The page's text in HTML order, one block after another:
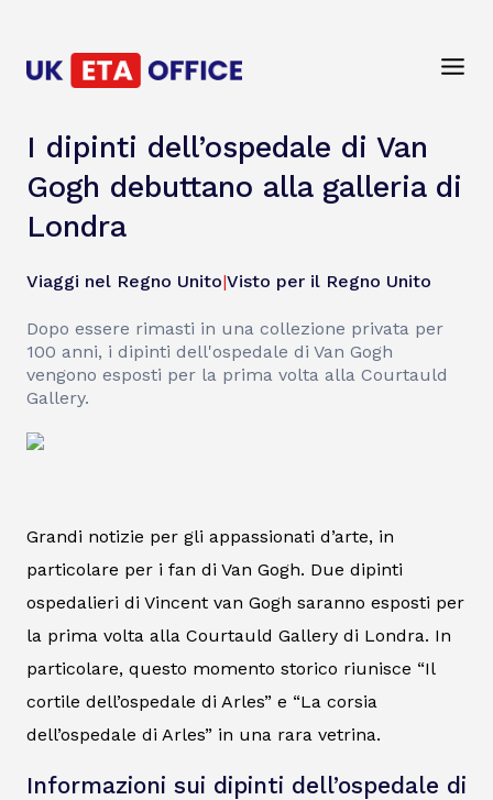
I dipinti dell’ospedale di Van
Gogh debuttano alla galleria di
Londra
Viaggi nel Regno Unito|Visto per il Regno Unito
Dopo essere rimasti in una collezione privata per
100 anni, i dipinti dell'ospedale di Van Gogh
vengono esposti per la prima volta alla Courtauld
Gallery.
Grandi notizie per gli appassionati d’arte, in
particolare per i fan di Van Gogh. Due dipinti
ospedalieri di Vincent van Gogh saranno esposti per
la prima volta alla Courtauld Gallery di Londra. In
particolare, questo momento storico riunisce “Il
cortile dell’ospedale di Arles” e “La corsia
dell’ospedale di Arles” in una rara vetrina.
Informazioni sui dipinti dell’ospedale di